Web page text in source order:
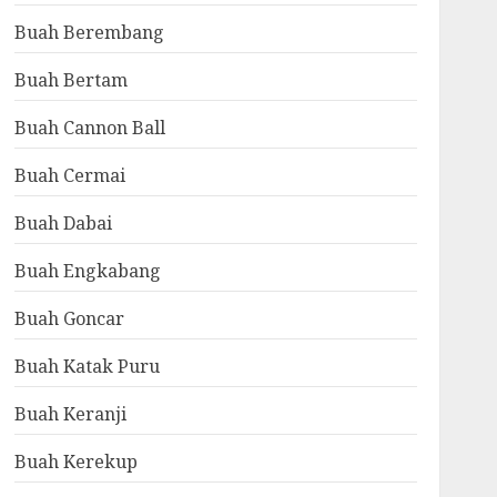
Buah Berembang
Buah Bertam
Buah Cannon Ball
Buah Cermai
Buah Dabai
Buah Engkabang
Buah Goncar
Buah Katak Puru
Buah Keranji
Buah Kerekup